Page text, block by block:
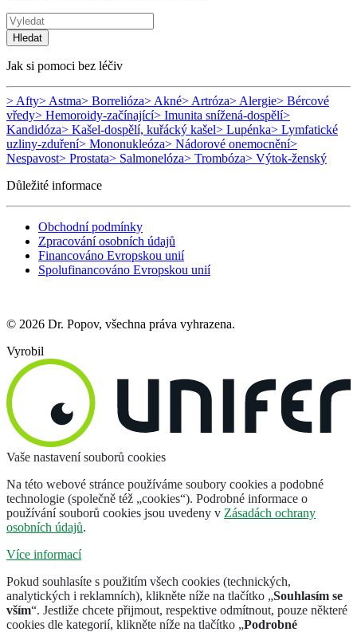
Hledat
Jak si pomoci bez léčiv
> Afty> Astma> Borrelióza> Akné> Artróza> Alergie> Bércové
vředy> Hemoroidy-začínající> Imunita snížená-dospělí>
Kandidóza> Kašel-dospělí, kuřácký kašel> Lupénka> Lymfatické
uzliny-zduření> Mononukleóza> Nádorové onemocnění>
Nespavost> Prostata> Salmonelóza> Trombóza> Výtok-ženský
Důležité informace
Obchodní podmínky
Zpracování osobních údajů
Financováno Evropskou unií
Spolufinancováno Evropskou unií
© 2026 Dr. Popov, všechna práva vyhrazena.
Vyrobil
Vaše nastavení souborů cookies
Na této webové stránce používáme soubory cookies a podobné
technologie (společně též „cookies“). Podrobné informace o
používání souborů cookies jsou uvedeny v Zásadách ochrany
osobních údajů.
Více informací
Pokud souhlasíte s použitím všech cookies (technických,
analytických i reklamních), klikněte níže na tlačítko „Souhlasím se
vším“. Jestliže chcete přijmout, respektive odmítnout, pouze některé
cookies dle kategorií, klikněte níže na tlačítko „Podrobné